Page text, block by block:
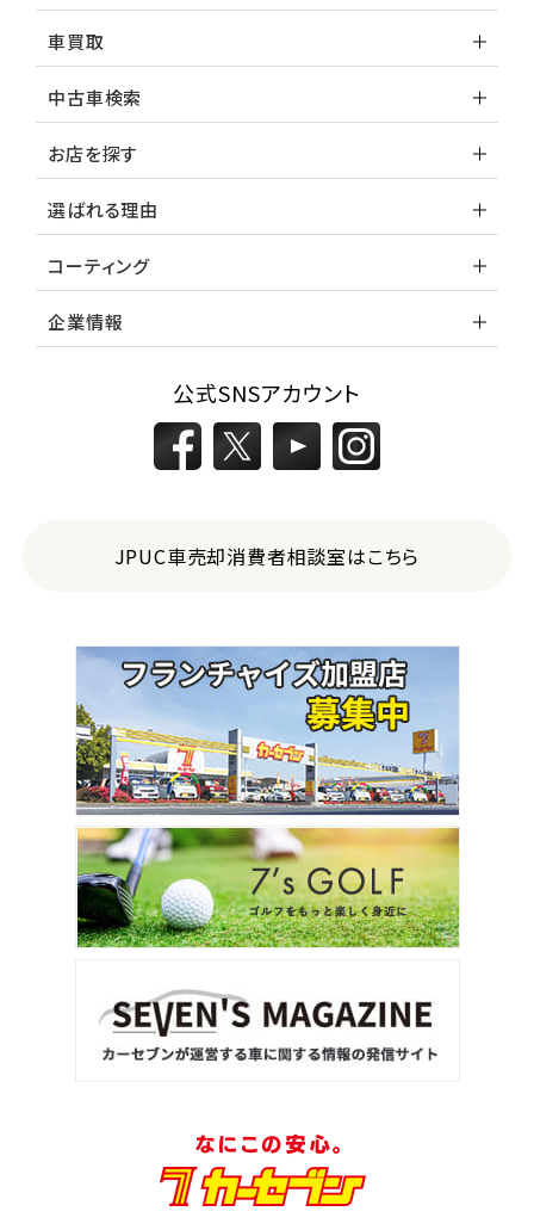
車買取
中古車検索
お店を探す
選ばれる理由
コーティング
企業情報
公式SNSアカウント
JPUC車売却消費者相談室はこちら